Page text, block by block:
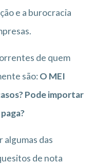
e a burocracia
de quem
são:O MEI
Pode importar
algumas das
de nota